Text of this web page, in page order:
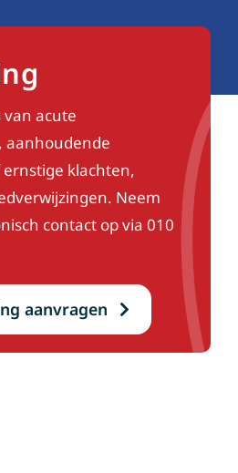
van acute
aanhoudende
klachten,
Neem
contact op via 010
aanvragen